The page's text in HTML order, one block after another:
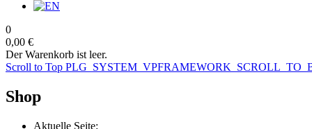
0
0,00 €
Der Warenkorb ist leer.
Scroll to Top
Shop
Aktuelle Seite: